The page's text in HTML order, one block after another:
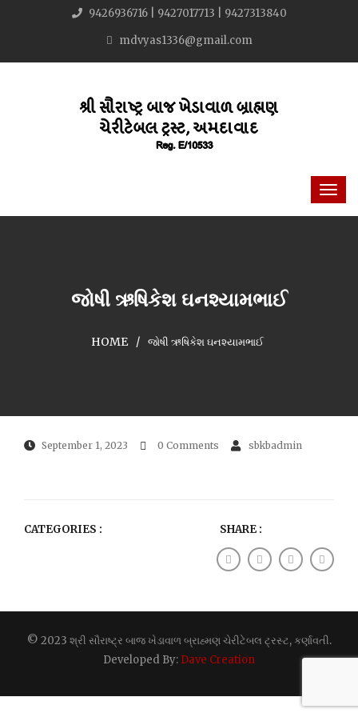
9426936716 | 9427017713 | 9427313840
mdvyas1336@gmail.com
જોષી ઋષિકેશ ઘનશ્યામભાઈ
HOME જોષી ઋષિકેશ ઘનશ્યામભાઈ
September 1, 2023 0 Comments sbkbadmin
CATEGORIES : SHARE :
© 2023 શ્રી સૌરાષ્ટ્ર બાજ ખેડાવાળ બ્રાહ્મણ ચેરીટેબલ ટ્રસ્ટ, કર્ણાવતી.
Developed By: Dave Creation